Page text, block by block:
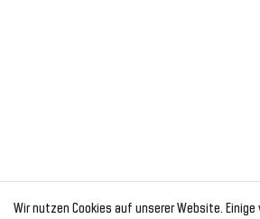
Wir nutzen Cookies auf unserer Website.